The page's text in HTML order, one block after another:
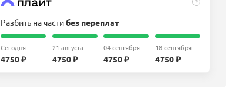
Разбить на частибез переплат
Сегодня
4750 ₽
21 августа
4750 ₽
04 сентября
4750 ₽
18 сентября
4750 ₽